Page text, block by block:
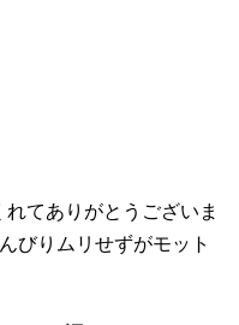
てありがとうございま
びりムリせずがモット